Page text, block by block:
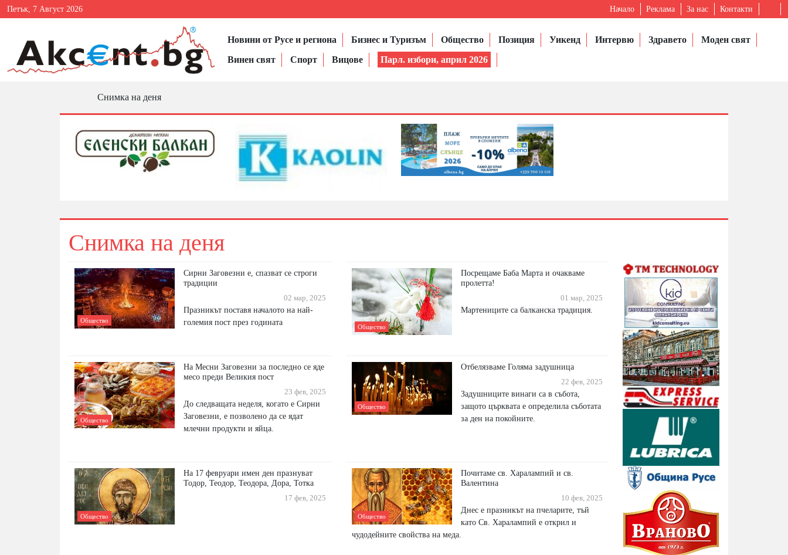
Петък, 7 Август 2026 Начало Реклама За нас Контакти
Новини от Русе и региона Бизнес и Туризъм Общество Позиция Уикенд Интервю Здравето
Моден свят
Винен свят
Спорт Вицове Парл. избори, април 2026
Снимка на деня
Снимка на деня
Общество
Сирни Заговезни е, спазват се строги
традиции
02 мар, 2025
Празникът поставя началото на най-
големия пост през годината
Общество
Посрещаме Баба Марта и очакваме
пролетта!
01 мар, 2025
Мартениците са балканска традиция.
Общество
На Месни Заговезни за последно се яде
месо преди Великия пост
23 фев, 2025
До следващата неделя, когато е Сирни
Заговезни, е позволено да се ядат
млечни продукти и яйца.
Общество
Отбелязваме Голяма задушница
22 фев, 2025
Задушниците винаги са в събота,
защото църквата е определила съботата
за ден на покойните.
Общество
На 17 февруари имен ден празнуват
Тодор, Теодор, Теодора, Дора, Тотка
17 фев, 2025
Общество
Почитаме св. Харалампий и св.
Валентина
10 фев, 2025
Днес е празникът на пчеларите, тъй
като Св. Харалампий е открил и
чудодейните свойства на меда.